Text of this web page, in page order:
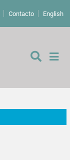
Contacto English